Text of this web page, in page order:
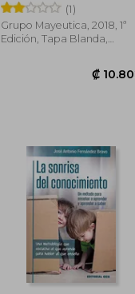
Bravo
(1)
Grupo Mayeutica, 2018, 1ª
Edición, Tapa Blanda,